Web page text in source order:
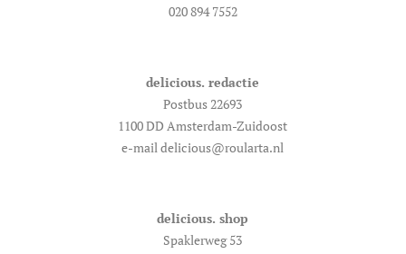
020 894 7552
delicious. redactie
Postbus 22693
1100 DD Amsterdam-Zuidoost
e-mail delicious@roularta.nl
delicious. shop
Spaklerweg 53